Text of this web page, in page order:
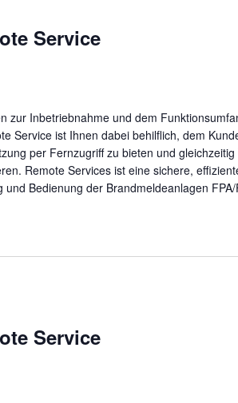
Service
zur Inbetriebnahme und dem
Service ist Ihnen dabei behilflich, dem
per Fernzugriff zu bieten und
Remote Services ist eine sichere,
Bedienung der Brandmeldeanlagen
Service